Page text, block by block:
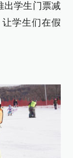
出学生门票减
学生们在假